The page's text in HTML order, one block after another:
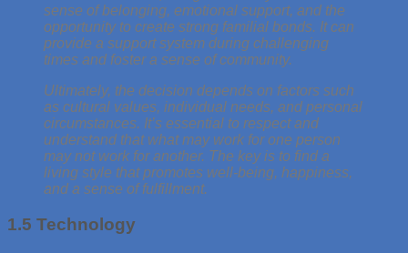
sense of belonging, emotional support, and the
opportunity to create strong familial bonds. It can
provide a support system during challenging
times and foster a sense of community.
Ultimately, the decision depends on factors such
as cultural values, individual needs, and personal
circumstances. It’s essential to respect and
understand that what may work for one person
may not work for another. The key is to find a
living style that promotes well-being, happiness,
and a sense of fulfillment.
1.5 Technology